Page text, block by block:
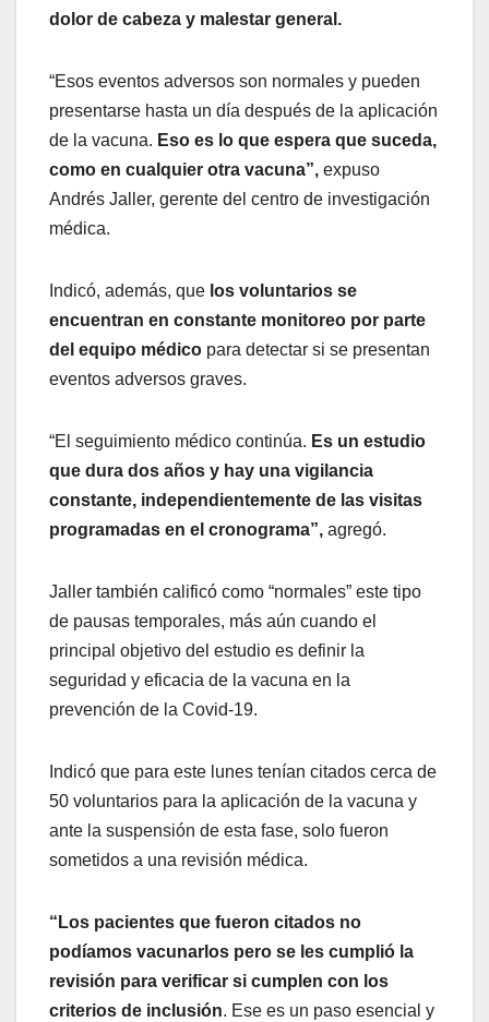
dolor de cabeza y malestar general.
“Esos eventos adversos son normales y pueden
presentarse hasta un día después de la aplicación
de la vacuna. Eso es lo que espera que suceda,
como en cualquier otra vacuna”, expuso
Andrés Jaller, gerente del centro de investigación
médica.
Indicó, además, que los voluntarios se
encuentran en constante monitoreo por parte
del equipo médico para detectar si se presentan
eventos adversos graves.
“El seguimiento médico continúa. Es un estudio
que dura dos años y hay una vigilancia
constante, independientemente de las visitas
programadas en el cronograma”, agregó.
Jaller también calificó como “normales” este tipo
de pausas temporales, más aún cuando el
principal objetivo del estudio es definir la
seguridad y eficacia de la vacuna en la
prevención de la Covid-19.
Indicó que para este lunes tenían citados cerca de
50 voluntarios para la aplicación de la vacuna y
ante la suspensión de esta fase, solo fueron
sometidos a una revisión médica.
“Los pacientes que fueron citados no
podíamos vacunarlos pero se les cumplió la
revisión para verificar si cumplen con los
criterios de inclusión. Ese es un paso esencial y